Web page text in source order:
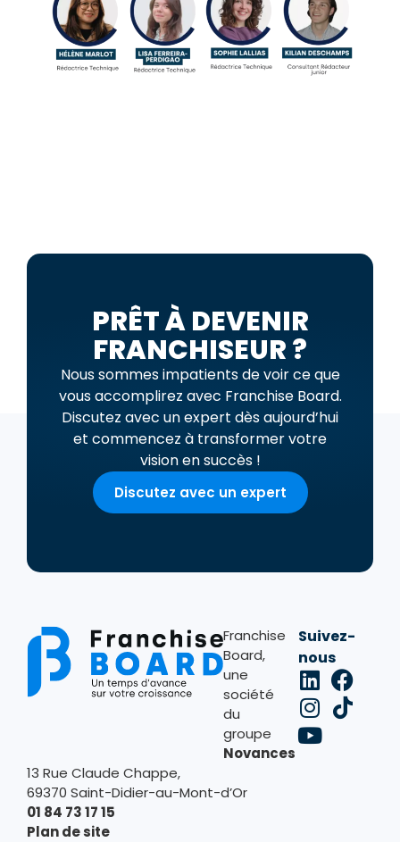
PRÊT À DEVENIR
FRANCHISEUR ?
Nous sommes impatients de voir ce que
vous accomplirez avec Franchise Board.
Discutez avec un expert dès aujourd’hui
et commencez à transformer votre
vision en succès !
Discutez avec un expert
Franchise
Board,
une
société
du
groupe
Novances
Suivez-
nous
13 Rue Claude Chappe,
69370 Saint-Didier-au-Mont-d’Or
01 84 73 17 15
Plan de site